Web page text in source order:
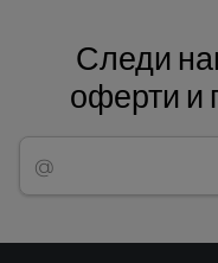
Следи
оферти и